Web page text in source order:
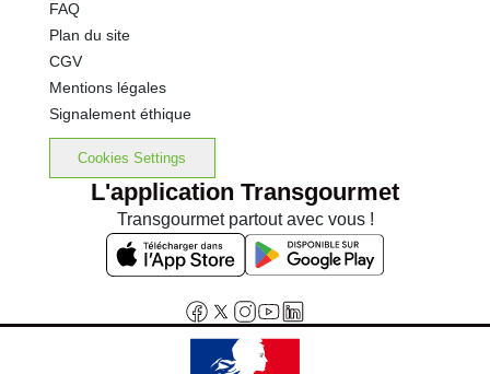
FAQ
Plan du site
CGV
Mentions légales
Signalement éthique
Cookies Settings
L'application Transgourmet
Transgourmet partout avec vous !